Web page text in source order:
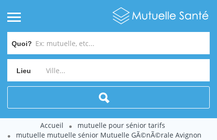
Quoi?
Lieu
Accueil
mutuelle pour sénior tarifs
mutuelle mutuelle sénior Mutuelle GÃ©nÃ©rale Avignon